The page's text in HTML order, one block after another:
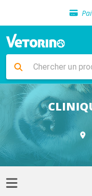
Livraison
Livraison